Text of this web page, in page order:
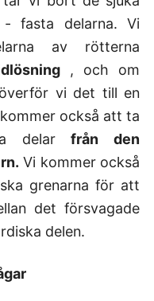
fasta delarna. Vi
av rötterna
, och om
vi det till en
också att ta
delarfrån den
Vi kommer också
grenarna för att
det försvagade
delen.